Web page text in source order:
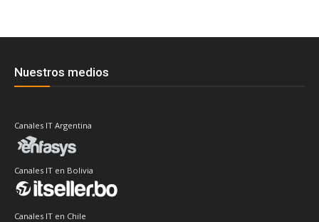
Nuestros medios
Canales IT Argentina
Canales IT en Bolivia
Canales IT en Chile